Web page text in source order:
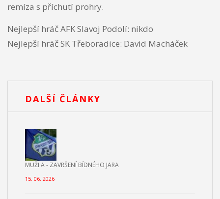
remíza s příchutí prohry.
Nejlepší hráč AFK Slavoj Podolí: nikdo
Nejlepší hráč SK Třeboradice: David Macháček
DALŠÍ ČLÁNKY
MUŽI A - ZAVRŠENÍ BÍDNÉHO JARA
15. 06. 2026